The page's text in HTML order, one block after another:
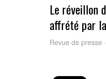
Le réveillon
affrété par
Revue de presse